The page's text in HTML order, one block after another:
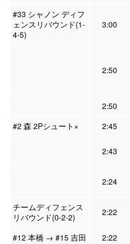
#33 シャノン ディフ
ェンスリバウンド(1-
4-5)
3:00
2:50
2:50
#2 森 2Pシュート×
2:45
2:43
2:24
チームディフェンス
リバウンド(0-2-2)
2:22
#12 本橋 → #15 吉田 2:22